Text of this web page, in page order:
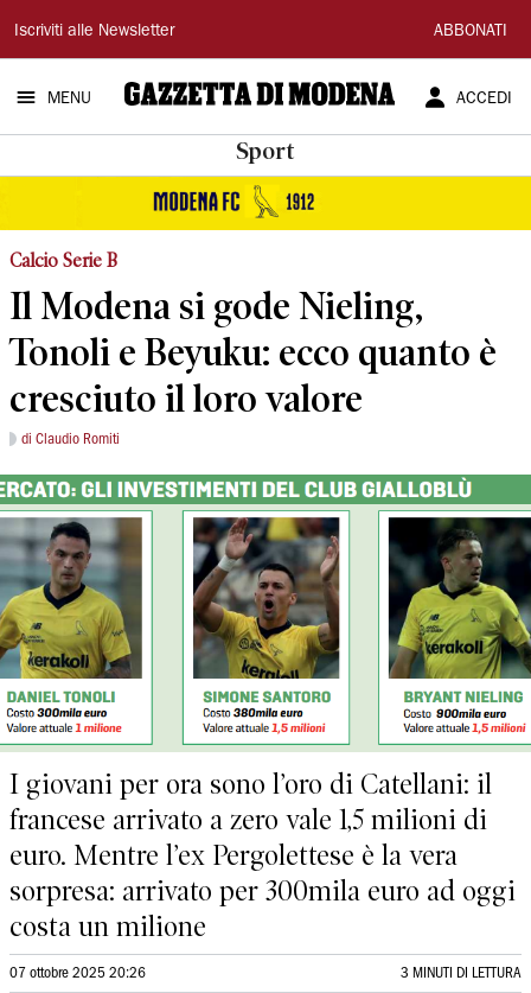
Gazzetta
di
Modena
Iscriviti alle Newsletter ABBONATI
MENU ACCEDI
Sport
Calcio Serie B
Il Modena si gode Nieling,
Tonoli e Beyuku: ecco quanto è
cresciuto il loro valore
di Claudio Romiti
I giovani per ora sono l’oro di Catellani: il
francese arrivato a zero vale 1,5 milioni di
euro. Mentre l’ex Pergolettese è la vera
sorpresa: arrivato per 300mila euro ad oggi
costa un milione
07 ottobre 2025 20:26 3 MINUTI DI LETTURA